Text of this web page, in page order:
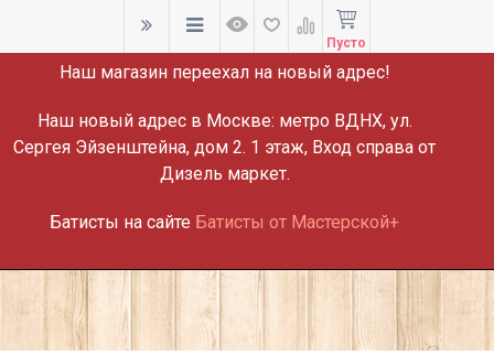
ВНИМАНИЕ!
Наш магазин переехал на новый адрес!
Наш новый адрес в Москве: метро ВДНХ, ул.
Сергея Эйзенштейна, дом 2. 1 этаж, Вход справа от
Дизель маркет.
Батисты на сайте Батисты от Мастерской+
Пусто